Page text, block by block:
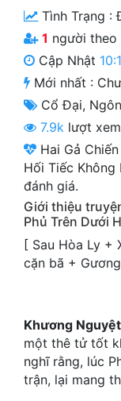
Cạnh Kỹ
Cổ Tiên Hiệp
Cổ Đại
Du Hí
Dã Sử
Dị Giới
Dị Năng
Gia Đấu
Góc Nhìn Nữ
Huyền Huyễn
Huyền Nghi
Tình Trạng :
1 người theo
Cập Nhật
Mới nhất :
Cổ Đại,
7.9k lượt xem
Hai Gả
Hối Tiếc Không
đánh giá.
Giới thiệu
Phủ Trên Dưới
[ Sau Hòa Ly +
cặn bã +
Khương
một thê tử tốt
nghĩ rằng, lúc
trận, lại mang